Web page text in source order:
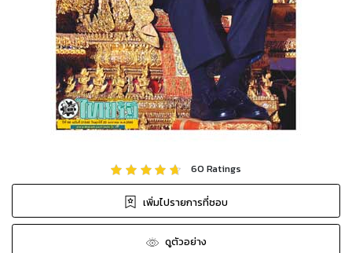
60 Ratings
เพิ่มไปรายการที่ชอบ
ดูตัวอย่าง